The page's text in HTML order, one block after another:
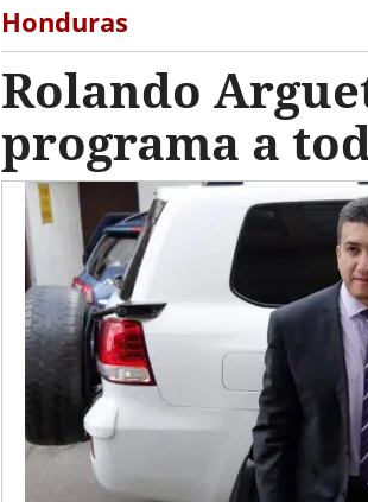
Honduras
Rolando
programa a